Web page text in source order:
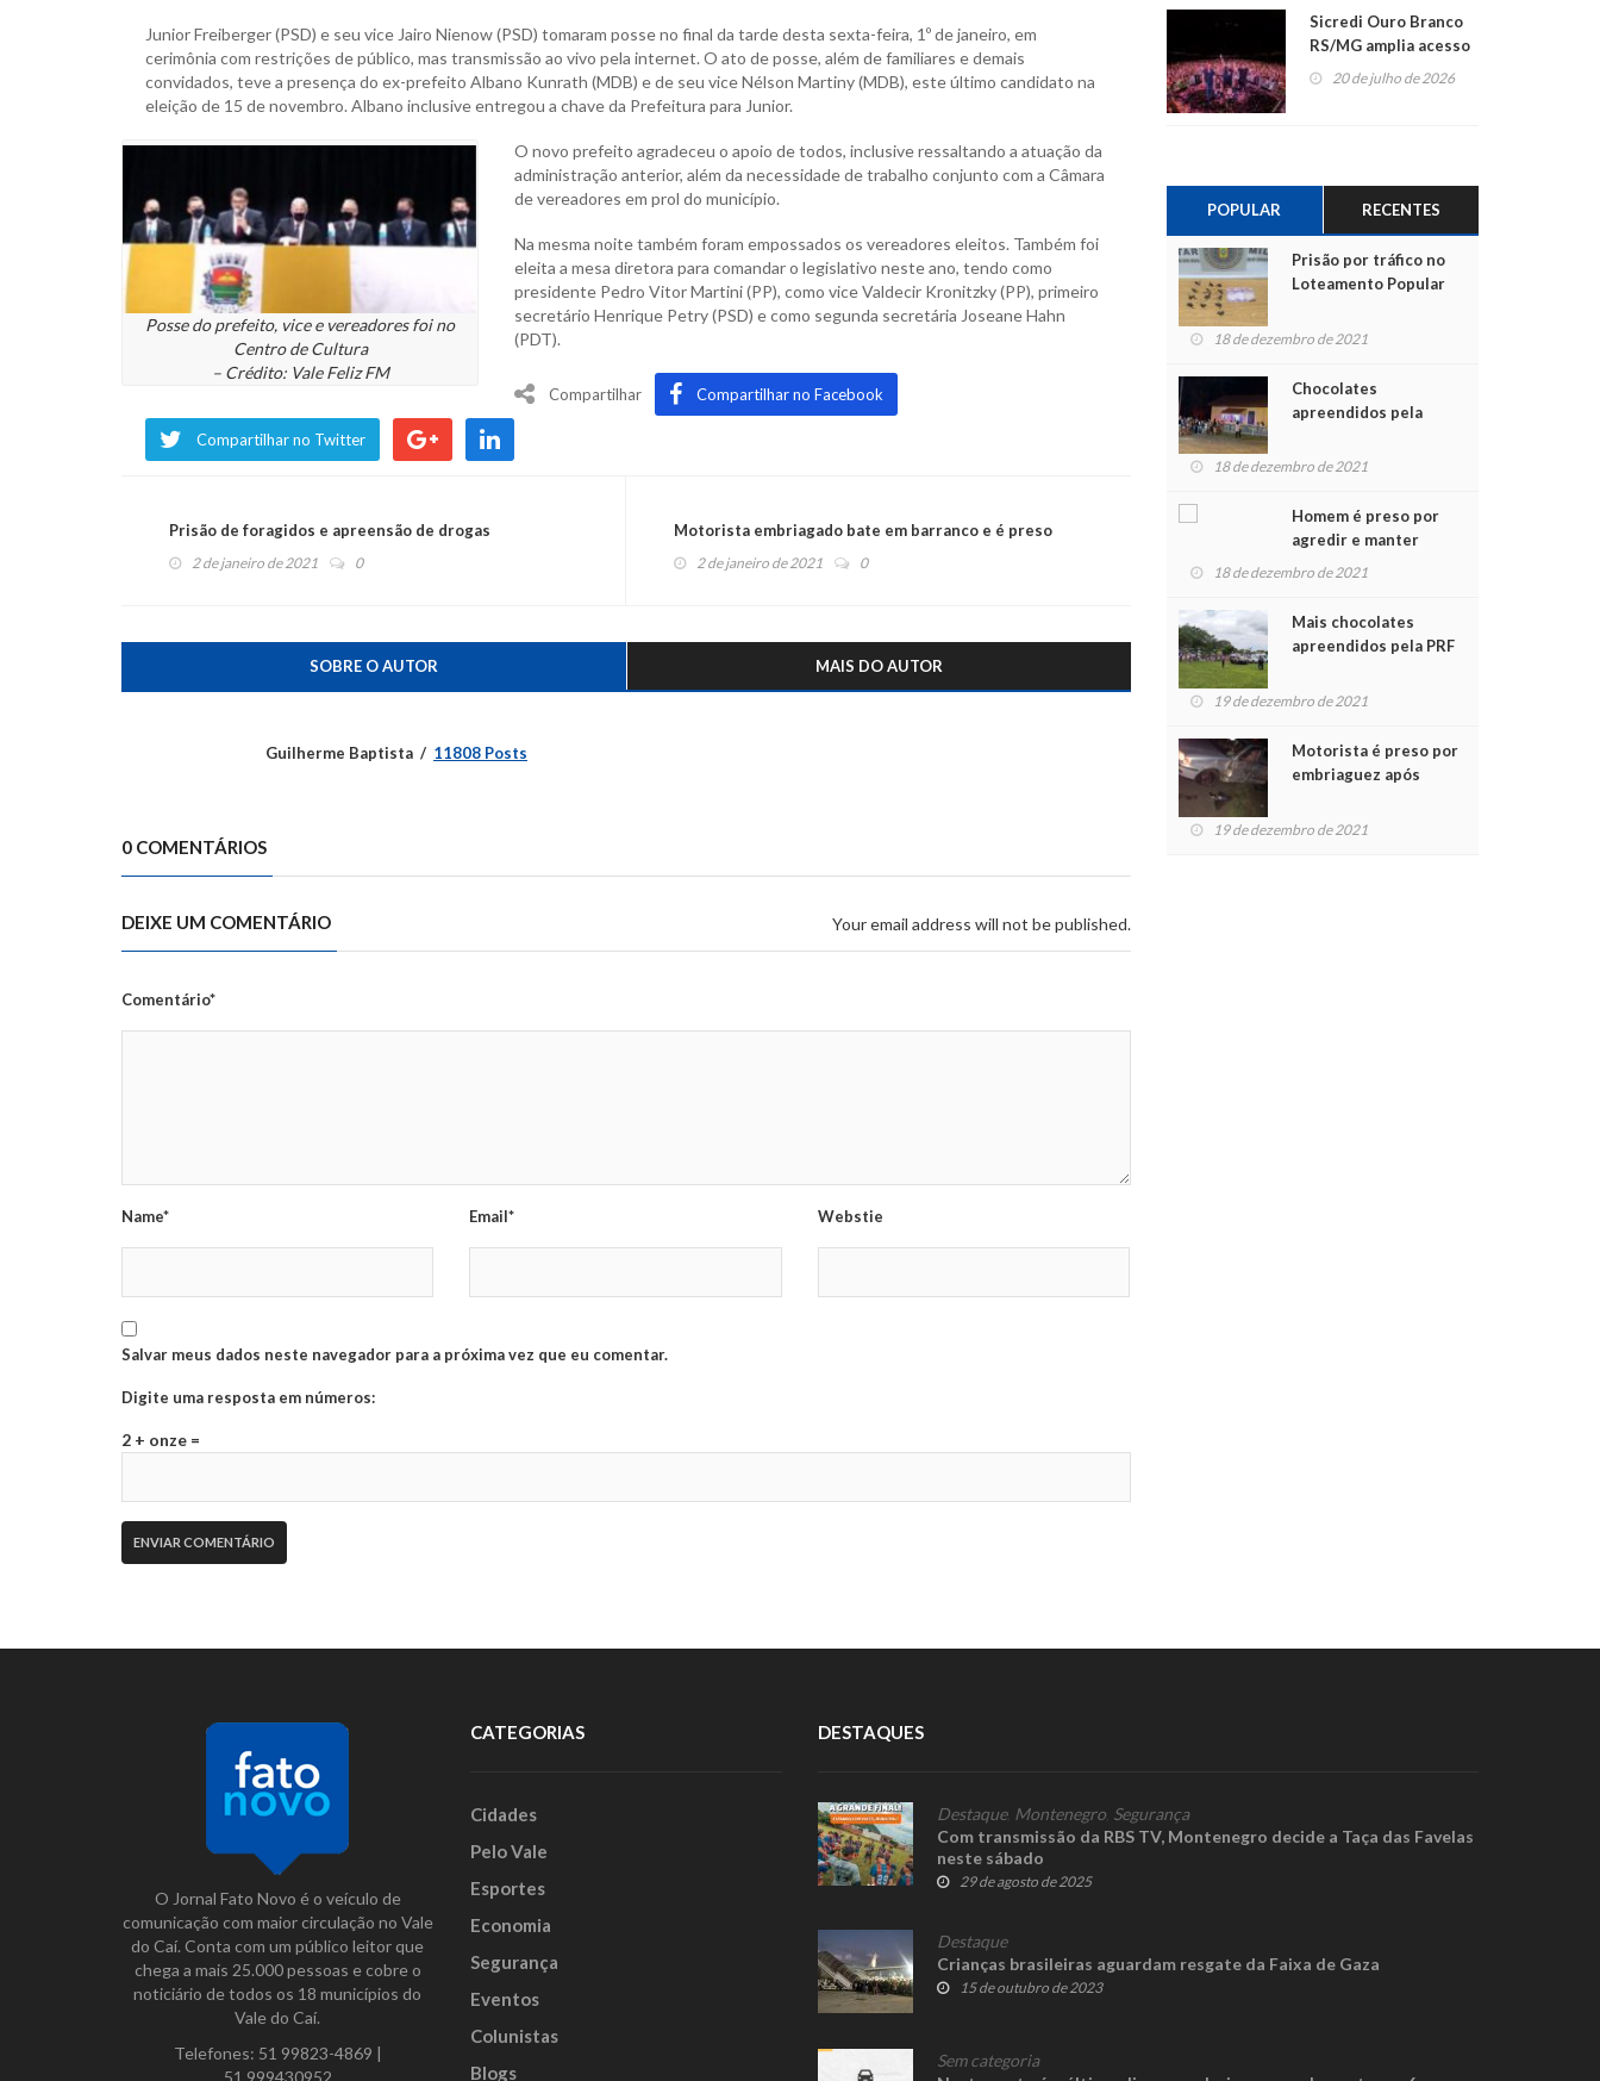
Junior Freiberger (PSD) e seu vice Jairo Nienow (PSD) tomaram posse no final da tarde desta sexta-feira, 1º de janeiro, em
cerimônia com restrições de público, mas transmissão ao vivo pela internet. O ato de posse, além de familiares e demais
convidados, teve a presença do ex-prefeito Albano Kunrath (MDB) e de seu vice Nélson Martiny (MDB), este último candidato na
eleição de 15 de novembro. Albano inclusive entregou a chave da Prefeitura para Junior.
Posse do prefeito, vice e vereadores foi no
Centro de Cultura
– Crédito: Vale Feliz FM
O novo prefeito agradeceu o apoio de todos, inclusive ressaltando a atuação da
administração anterior, além da necessidade de trabalho conjunto com a Câmara
de vereadores em prol do município.
Na mesma noite também foram empossados os vereadores eleitos. Também foi
eleita a mesa diretora para comandar o legislativo neste ano, tendo como
presidente Pedro Vitor Martini (PP), como vice Valdecir Kronitzky (PP), primeiro
secretário Henrique Petry (PSD) e como segunda secretária Joseane Hahn
(PDT).
Compartilhar Compartilhar no Facebook
Compartilhar no Twitter
Prisão de foragidos e apreensão de drogas
2 de janeiro de 2021 0
Motorista embriagado bate em barranco e é preso
2 de janeiro de 2021 0
SOBRE O AUTOR MAIS DO AUTOR
Guilherme Baptista 11808 Posts
0 COMENTÁRIOS
DEIXE UM COMENTÁRIO Your email address will not be published.
Comentário*
Name* Email* Webstie
Salvar meus dados neste navegador para a próxima vez que eu comentar.
Digite uma resposta em números:
2 + onze =
Sicredi Ouro Branco
RS/MG amplia acesso
ao show dos 45 anos
para mais associados
20 de julho de 2026
POPULAR RECENTES
Prisão por tráfico no
Loteamento Popular
18 de dezembro de 2021
Chocolates
apreendidos pela
para crianças na
18 de dezembro de 2021
Homem é preso por
agredir e manter
mulher em cárcere
18 de dezembro de 2021
Mais chocolates
apreendidos pela PRF
crianças no Natal
19 de dezembro de 2021
Motorista é preso por
embriaguez após
feridos
19 de dezembro de 2021
O Jornal Fato Novo é o veículo de
comunicação com maior circulação no Vale
do Caí. Conta com um público leitor que
chega a mais 25.000 pessoas e cobre o
noticiário de todos os 18 municípios do
Vale do Caí.
Telefones: 51 99823-4869 |
51 999430952
CATEGORIAS
Cidades
Pelo Vale
Esportes
Economia
Segurança
Eventos
Colunistas
Blogs
DESTAQUES
Destaque, Montenegro Segurança
Com transmissão da RBS TV, Montenegro decide a Taça das Favelas
neste sábado
29 de agosto de 2025
Destaque
Crianças brasileiras aguardam resgate da Faixa de Gaza
15 de outubro de 2023
Sem categoria